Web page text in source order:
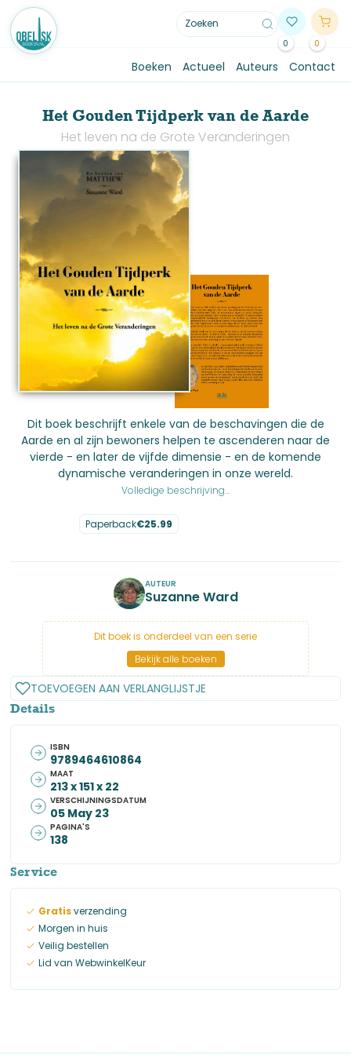
0 0
Boeken Actueel Auteurs Contact
Het Gouden Tijdperk van de Aarde
Het leven na de Grote Veranderingen
Dit boek beschrijft enkele van de beschavingen die de
Aarde en al zijn bewoners helpen te ascenderen naar de
vierde - en later de vijfde dimensie - en de komende
dynamische veranderingen in onze wereld.
Volledige beschrijving...
Paperback€25.99
AUTEUR
Suzanne Ward
Dit boek is onderdeel van een serie
Bekijk alle boeken
TOEVOEGEN AAN VERLANGLIJSTJE
Details
ISBN
9789464610864
MAAT
213 x 151 x 22
VERSCHIJNINGSDATUM
05 May 23
PAGINA'S
138
Service
Gratisverzending
Morgen in huis
Veilig bestellen
Lid van WebwinkelKeur